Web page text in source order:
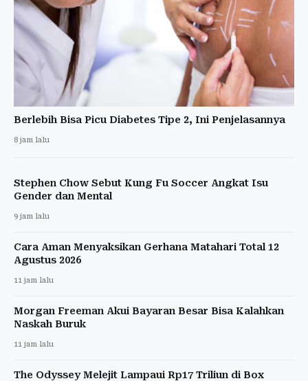
Berlebih Bisa Picu Diabetes Tipe 2, Ini Penjelasannya
8 jam lalu
Stephen Chow Sebut Kung Fu Soccer Angkat Isu
Gender dan Mental
9 jam lalu
Cara Aman Menyaksikan Gerhana Matahari Total 12
Agustus 2026
11 jam lalu
Morgan Freeman Akui Bayaran Besar Bisa Kalahkan
Naskah Buruk
11 jam lalu
The Odyssey Melejit Lampaui Rp17 Triliun di Box